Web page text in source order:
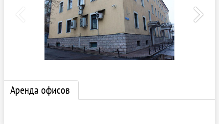
Аренда офисов